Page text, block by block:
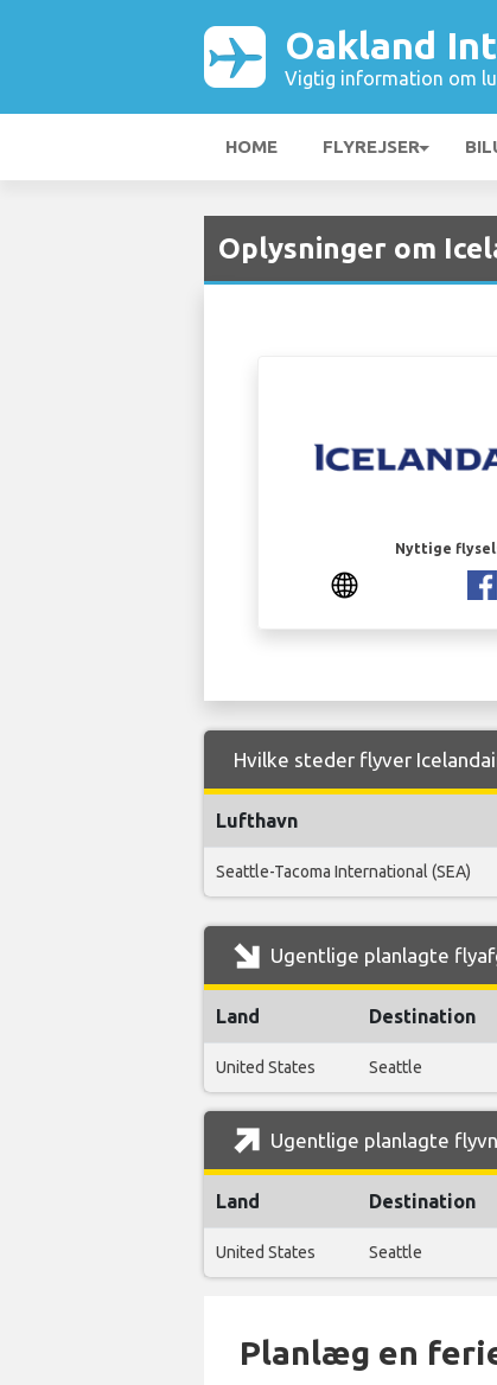
Oakland
Vigtig information om
HOME FLYREJSER
Oplysninger om
Nyttige
Hvilke steder flyver
Lufthavn
Seattle-Tacoma International (SEA)
Ugentlige planlagte
Land Destination
United States Seattle
Ugentlige planlagte
Land Destination
United States Seattle
Planlæg en